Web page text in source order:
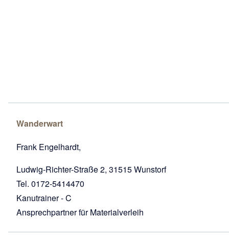
Wanderwart
Frank Engelhardt,
Ludwig-Richter-Straße 2, 31515 Wunstorf
Tel. 0172-5414470
Kanutrainer - C
Ansprechpartner für Materialverleih